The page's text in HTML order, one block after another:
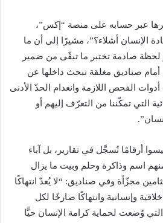
عبر حسابه على منصة “إكس”،
الإنسان أشلاء؟”، مشيرًا إلى أن ما
لحظة صادمة تختبر ما تبقّى من ضمير
صناديق مغلقة نبحث داخلها عن
الفحص اللازمة وانعدام الحدّ الأدنى
التي تمكّننا من التعرّف إليهم أو
أرقامًا تُسجَّل في تقارير، بل آباء
اسم وذاكرة وحلم وبيت ما يزال
مجزّأة وفي صناديق: “لا يُعدّ انتهاكًا
وإنسانية وانتهاكًا صارخًا لكل
التي وُضعت لحماية كرامة الإنسان حيًّا